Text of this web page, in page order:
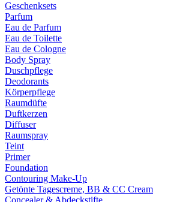
Geschenksets
Parfum
Eau de Parfum
Eau de Toilette
Eau de Cologne
Body Spray
Duschpflege
Deodorants
Körperpflege
Raumdüfte
Duftkerzen
Diffuser
Raumspray
Teint
Primer
Foundation
Contouring Make-Up
Getönte Tagescreme, BB & CC Cream
Concealer & Abdeckstifte